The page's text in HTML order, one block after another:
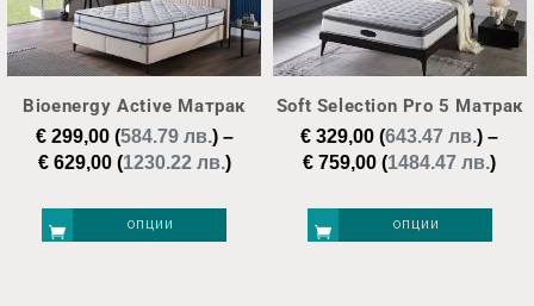
Bioenergy Active Матрак
€299,00(584.79 лв.) –
€629,00(1230.22 лв.)Price
ОПЦИИ
Soft Selection Pro 5 Матрак
€ 329,00 (643.47 лв.) –
€ 759,00 (1484.47 лв.)
ОПЦИИ